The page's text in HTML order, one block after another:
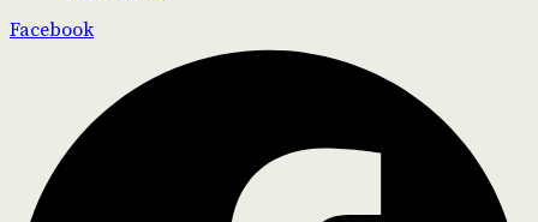
Facebook